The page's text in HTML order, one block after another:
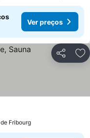
Ver preços
Partilhar
Fribourg